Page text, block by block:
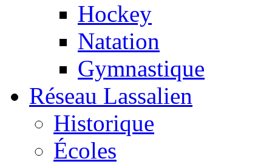
Hockey
Natation
Gymnastique
Réseau Lassalien
Historique
Écoles